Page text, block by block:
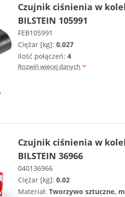
Czujnik ciśnienia w
BILSTEIN 105991
FEB105991
Ciężar [kg]: 0.027
Ilość połączeń: 4
Rozwiń więcej danych
Czujnik ciśnienia w
BILSTEIN 36966
040136966
Ciężar [kg]: 0.02
Materiał: Tworzywo sztuczne,